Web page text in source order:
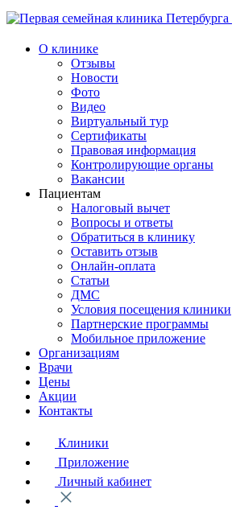
О клинике
Отзывы
Новости
Фото
Видео
Виртуальный тур
Сертификаты
Правовая информация
Контролирующие органы
Вакансии
Пациентам
Налоговый вычет
Вопросы и ответы
Обратиться в клинику
Оставить отзыв
Онлайн-оплата
Статьи
ДМС
Условия посещения клиники
Партнерские программы
Мобильное приложение
Организациям
Врачи
Цены
Акции
Контакты
Клиники
Приложение
Личный кабинет